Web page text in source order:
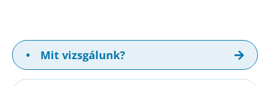
• Mit vizsgálunk?